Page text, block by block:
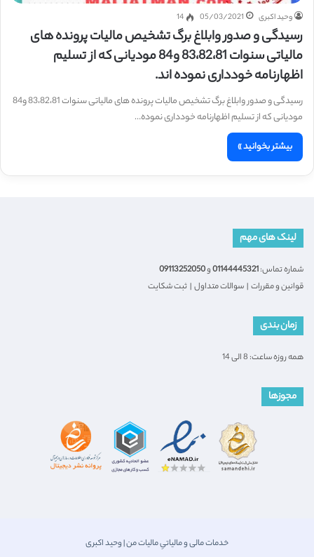
وحید اکبری 05/03/2021
14
رسیدگی و صدور وابلاغ برگ تشخیص مالیات پرونده های
مالیاتی سنوات 83،82،81 و84 مودیانی که از تسلیم
اظهارنامه خودداری نموده اند.
رسیدگی و صدور وابلاغ برگ تشخیص مالیات پرونده های مالیاتی سنوات 83،82،81 و84
مودیانی که از تسلیم اظهارنامه خودداری نموده…
بیشتر بخوانید »
لینک های مهم
شماره تماس:01144445321و09113252050
قوانین و مقررات | سوالات متداول | ثبت شکایت
زمان بندی
همه روزه ساعت: 8 الی 14
مجوزها
خدمات مالی و مالیاتیِ مالیات من | وحید اکبری